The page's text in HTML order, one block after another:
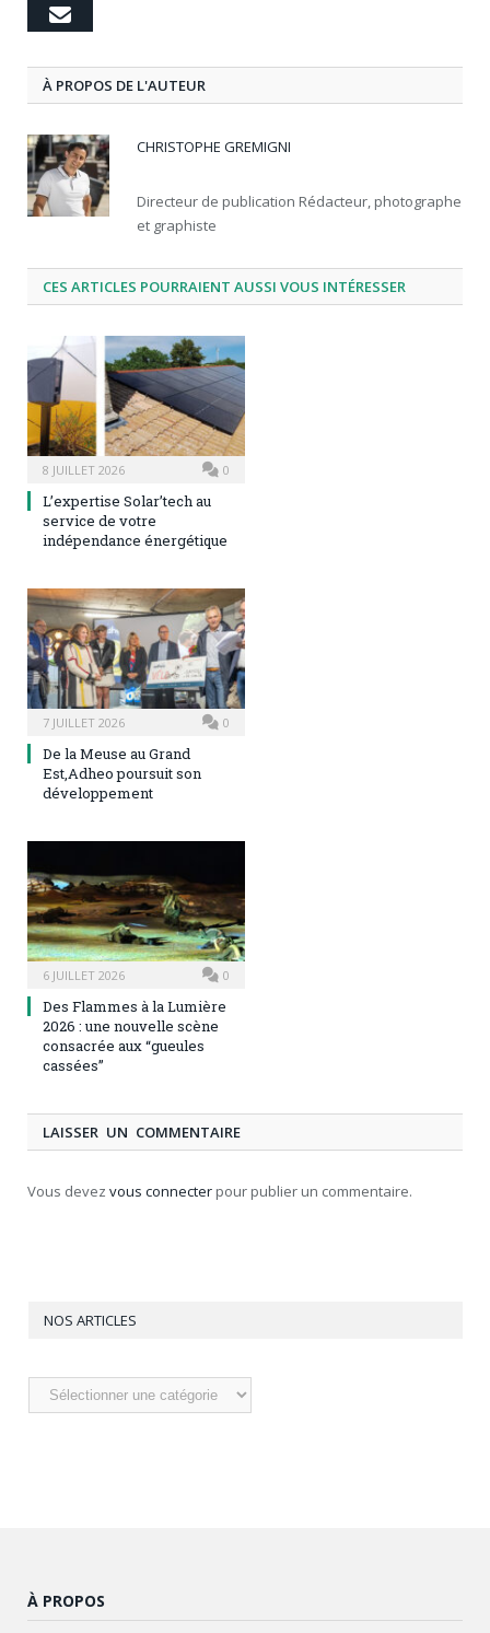
Email
À PROPOS DE L'AUTEUR
CHRISTOPHE GREMIGNI
Directeur de publication Rédacteur, photographe
et graphiste
CES ARTICLES POURRAIENT AUSSI VOUS INTÉRESSER
8 JUILLET 2026 0
L’expertise Solar’tech au
service de votre
indépendance énergétique
7 JUILLET 2026 0
De la Meuse au Grand
Est,Adheo poursuit son
développement
6 JUILLET 2026 0
Des Flammes à la Lumière
2026 : une nouvelle scène
consacrée aux “gueules
cassées”
LAISSER UN COMMENTAIRE
Vous devez vous connecter pour publier un commentaire.
NOS ARTICLES
Nos
À PROPOS